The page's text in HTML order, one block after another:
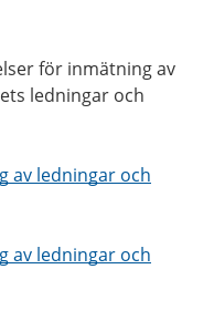
för inmätning av
ledningar och
av ledningar och
av ledningar och